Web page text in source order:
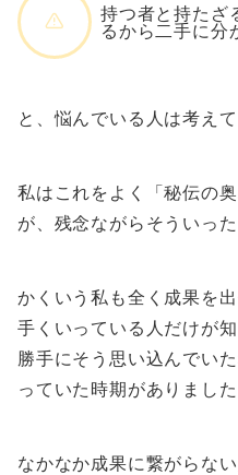
持つ者と持たざ
るから二手に分
と、悩んでいる人は考え
私はこれをよく「秘伝の
が、残念ながらそういっ
かくいう私も全く成果を
手くいっている人だけが
勝手にそう思い込んでい
っていた時期がありました
なかなか成果に繋がらな